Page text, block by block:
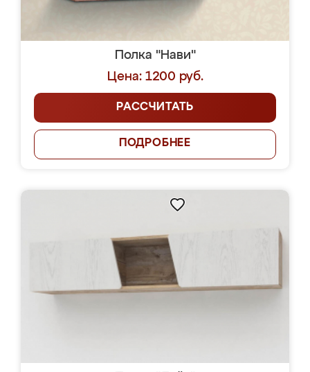
Полка "Нави"
Цена: 1200 руб.
РАССЧИТАТЬ
ПОДРОБНЕЕ